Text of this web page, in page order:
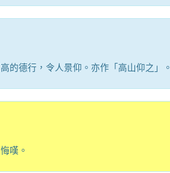
的德行，令人景仰。亦作「高山仰之」。
嘆。